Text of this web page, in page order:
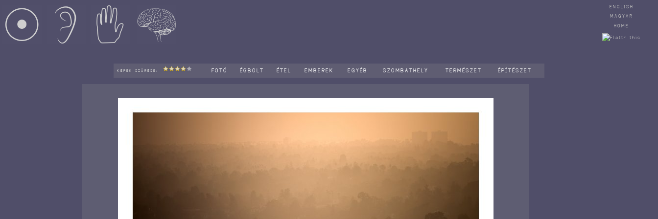
ENGLISH
MAGYAR
HOME
KÉPEK SZŰRÉSE: FOTÓ ÉGBOLT ÉTEL EMBEREK EGYÉB SZOMBATHELY TERMÉSZET ÉPÍTÉSZET